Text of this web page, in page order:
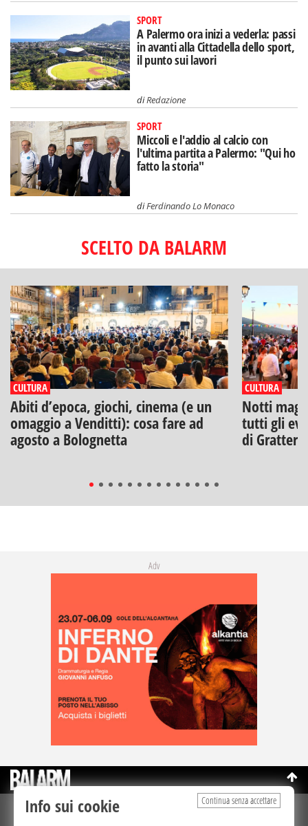
SPORT
A Palermo ora inizi a vederla: passi
in avanti alla Cittadella dello sport,
il punto sui lavori
diRedazione
SPORT
Miccoli e l'addio al calcio con
l'ultima partita a Palermo: "Qui ho
fatto la storia"
diFerdinando Lo Monaco
SCELTO DA BALARM
CULTURA
Abiti d’epoca, giochi, cinema (e un
omaggio a Venditti): cosa fare ad
agosto a Bolognetta
CULTURA
Notti
tutti gli
di Gratteri
Adv
©Copyright 2003-2026
Continua senza accettare
Info sui cookie